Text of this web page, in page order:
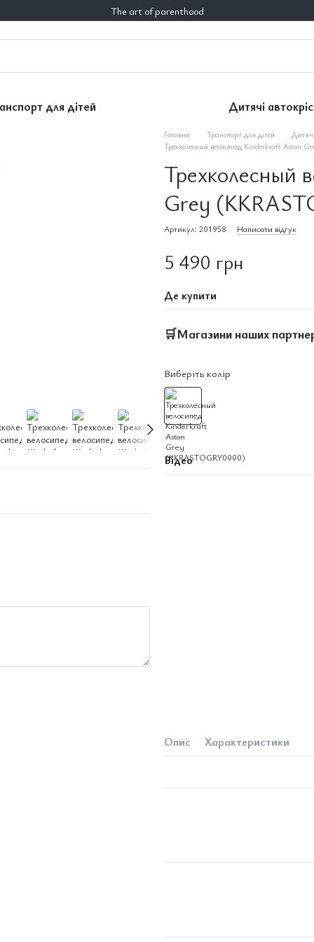
The art of parenthood
для дітей Дитячі
Головна Транспорт для дітей
Трехколесный велосипед Kinderkraft Aston
Трехколесный
Grey
Артикул: 201958 Написати відгук
5 490 грн
Де купити
🛒Магазини наших
Виберіть колір
Відео
Опис Характеристики